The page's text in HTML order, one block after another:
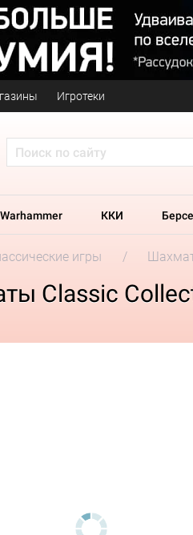
Игротеки
Warhammer ККИ
игры
Classic